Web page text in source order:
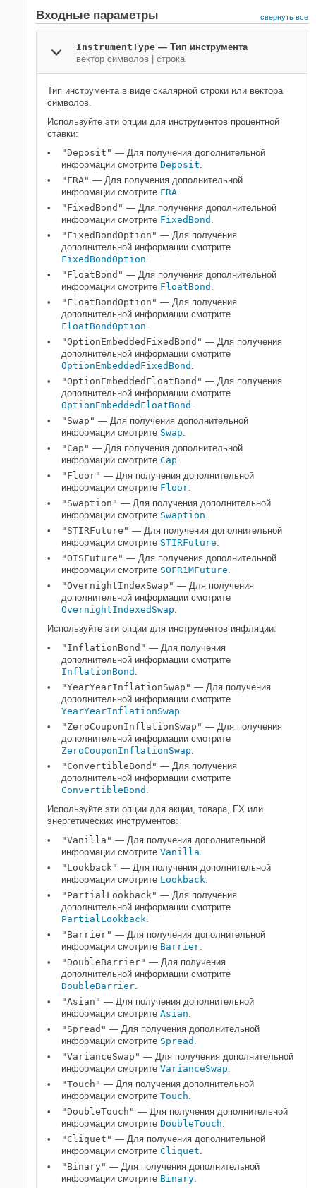
Входные параметры свернуть все
InstrumentType — Тип инструмента
вектор символов
строка
Тип инструмента в виде скалярной строки или вектора
символов.
Используйте эти опции для инструментов процентной
ставки:
"Deposit" — Для получения дополнительной
информации смотрите Deposit.
"FRA" — Для получения дополнительной
информации смотрите FRA.
"FixedBond" — Для получения дополнительной
информации смотрите FixedBond .
"FixedBondOption" — Для получения
дополнительной информации смотрите
FixedBondOption.
"FloatBond" — Для получения дополнительной
информации смотрите FloatBond .
"FloatBondOption" — Для получения
дополнительной информации смотрите
FloatBondOption.
"OptionEmbeddedFixedBond" — Для получения
дополнительной информации смотрите
OptionEmbeddedFixedBond .
"OptionEmbeddedFloatBond" — Для получения
дополнительной информации смотрите
OptionEmbeddedFloatBond .
"Swap" — Для получения дополнительной
информации смотрите Swap.
"Cap" — Для получения дополнительной
информации смотрите Cap.
"Floor" — Для получения дополнительной
информации смотрите Floor.
"Swaption" — Для получения дополнительной
информации смотрите Swaption.
"STIRFuture" — Для получения дополнительной
информации смотрите STIRFuture.
"OISFuture" — Для получения дополнительной
информации смотрите SOFR1MFuture.
"OvernightIndexSwap" — Для получения
дополнительной информации смотрите
OvernightIndexedSwap.
Используйте эти опции для инструментов инфляции:
"InflationBond" — Для получения
дополнительной информации смотрите
InflationBond .
"YearYearInflationSwap" — Для получения
дополнительной информации смотрите
YearYearInflationSwap.
"ZeroCouponInflationSwap" — Для получения
дополнительной информации смотрите
ZeroCouponInflationSwap.
"ConvertibleBond" — Для получения
дополнительной информации смотрите
ConvertibleBond .
Используйте эти опции для акции, товара, FX или
энергетических инструментов:
"Vanilla" — Для получения дополнительной
информации смотрите Vanilla.
"Lookback" — Для получения дополнительной
информации смотрите Lookback.
"PartialLookback" — Для получения
дополнительной информации смотрите
PartialLookback.
"Barrier" — Для получения дополнительной
информации смотрите Barrier.
"DoubleBarrier" — Для получения
дополнительной информации смотрите
DoubleBarrier.
"Asian" — Для получения дополнительной
информации смотрите Asian.
"Spread" — Для получения дополнительной
информации смотрите Spread .
"VarianceSwap" — Для получения дополнительной
информации смотрите VarianceSwap.
"Touch" — Для получения дополнительной
информации смотрите Touch.
"DoubleTouch" — Для получения дополнительной
информации смотрите DoubleTouch.
"Cliquet" — Для получения дополнительной
информации смотрите Cliquet.
"Binary" — Для получения дополнительной
информации смотрите Binary.